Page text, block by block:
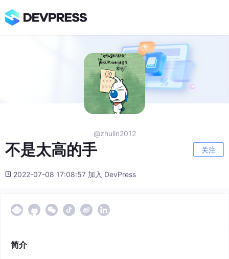
@zhulin2012
不是太高的手 关注
2022-07-08 17:08:57 加入 DevPress
简介